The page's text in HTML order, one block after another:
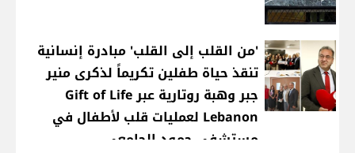
'من القلب إلى القلب' مبادرة إنسانية
تنقذ حياة طفلين تكريماً لذكرى منير
جبر وهبة روتارية عبر Gift of Life
Lebanon لعمليات قلب لأطفال في
مستشفى حمود الجامعي